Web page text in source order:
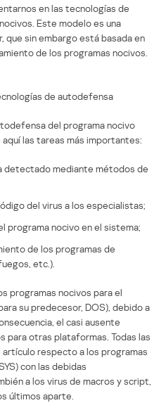
en las tecnologías de
Este modelo es una
sin embargo está basada en
de los programas nocivos.
de autodefensa
del programa nocivo
las tareas más importantes:
detectado mediante métodos de
del virus a los especialistas;
programa nocivo en el sistema;
de los programas de
etc.).
programas nocivos para el
su predecesor, DOS), debido a
el casi ausente
para otras plataformas. Todas las
respecto a los programas
con las debidas
a los virus de macros y script,
últimos aparte.